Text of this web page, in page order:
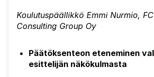
Koulutuspäällikkö Emmi Nurmio,
Consulting Group Oy
Päätöksenteon eteneminen
esittelijän näkökulmasta